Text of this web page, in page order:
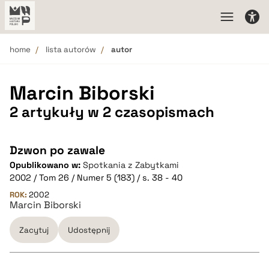
home lista autorów autor
Marcin Biborski
2 artykuły w 2 czasopismach
Dzwon po zawale
Opublikowano w: Spotkania z Zabytkami
2002 / Tom 26 / Numer 5 (183) / s. 38 - 40
ROK: 2002
Marcin Biborski
Zacytuj Udostępnij